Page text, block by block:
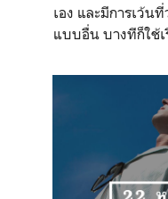
เอง และมีการเว้น
แบบอื่น บางทีก็ใช้